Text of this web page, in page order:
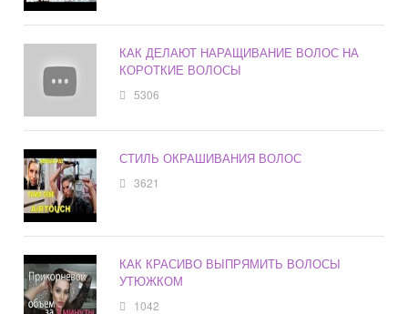
КАК ДЕЛАЮТ НАРАЩИВАНИЕ ВОЛОС НА
КОРОТКИЕ ВОЛОСЫ
5306
СТИЛЬ ОКРАШИВАНИЯ ВОЛОС
3621
КАК КРАСИВО ВЫПРЯМИТЬ ВОЛОСЫ
УТЮЖКОМ
1042